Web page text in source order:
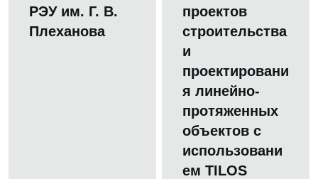
РЭУ им. Г. В.
Плеханова
проектов
строительства
и
проектировани
я линейно-
протяженных
объектов с
использовани
ем TILOS